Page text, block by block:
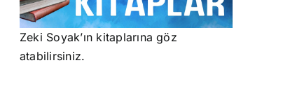
Zeki Soyak’ın kitaplarına göz
atabilirsiniz.